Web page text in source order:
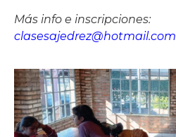
Más info e inscripciones:
clasesajedrez@hotmail.com